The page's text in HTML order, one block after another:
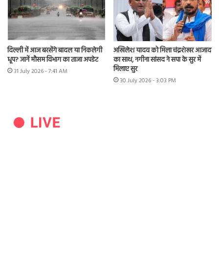
दिल्ली में आज बरसेंगे बादल या निकलेगी
धूप? जानें मौसम विभाग का ताजा अपडेट
31 July 2026 - 7:41 AM
अखिलेश यादव को मिला चंद्रशेखर आजाद
का साथ, नगीना सांसद ने सपा के सुर में
मिलाए सुर
30 July 2026 - 3:03 PM